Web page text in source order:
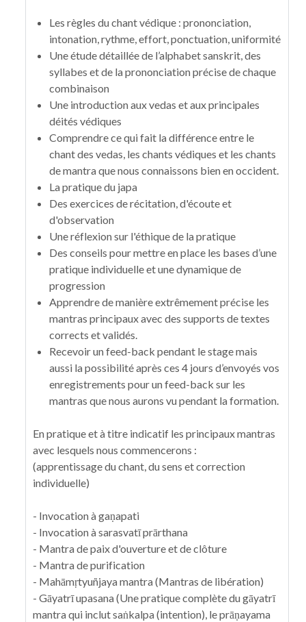
Les règles du chant védique : prononciation,
intonation, rythme, effort, ponctuation, uniformité
Une étude détaillée de l’alphabet sanskrit, des
syllabes et de la prononciation précise de chaque
combinaison
Une introduction aux vedas et aux principales
déités védiques
Comprendre ce qui fait la différence entre le
chant des vedas, les chants védiques et les chants
de mantra que nous connaissons bien en occident.
La pratique du japa
Des exercices de récitation, d'écoute et
d'observation
Une réflexion sur l'éthique de la pratique
Des conseils pour mettre en place les bases d’une
pratique individuelle et une dynamique de
progression
Apprendre de manière extrêmement précise les
mantras principaux avec des supports de textes
corrects et validés.
Recevoir un feed-back pendant le stage mais
aussi la possibilité après ces 4 jours d’envoyés vos
enregistrements pour un feed-back sur les
mantras que nous aurons vu pendant la formation.
En pratique et à titre indicatif les principaux mantras
avec lesquels nous commencerons :
(apprentissage du chant, du sens et correction
individuelle)
- Invocation à gaṇapati
- Invocation à sarasvatī prārthana
- Mantra de paix d'ouverture et de clôture
- Mantra de purification
- Mahāmṛtyuñjaya mantra (Mantras de libération)
- Gāyatrī upasana (Une pratique complète du gāyatrī
mantra qui inclut saṅkalpa (intention), le prāṇayama